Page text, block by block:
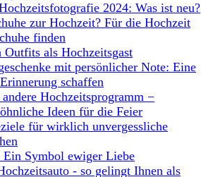
2024: Was ist neu?
zur Hochzeit? Für die Hochzeit
finden
Outfits als Hochzeitsgast
mit persönlicher Note: Eine
schaffen
andere Hochzeitsprogramm −
Ideen für die Feier
für wirklich unvergessliche
Ein Symbol ewiger Liebe
- so gelingt Ihnen als